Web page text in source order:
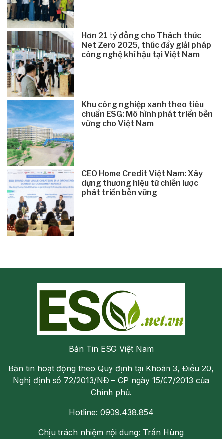
Hơn 21 tỷ đồng cho Thách thức
Net Zero 2025, thúc đẩy giải pháp
công nghệ khí hậu tại Việt Nam
Khu công nghiệp xanh theo tiêu
chuẩn ESG: Mô hình phát triển bền
vững cho Việt Nam
CEO Home Credit Việt Nam: Xây
dựng thương hiệu từ chiến lược
phát triển bền vững
Bản Tin ESG Việt Nam
Bản tin hoạt động theo Quy định tại Khoản 3, Điều 20,
Nghị định số 72/2013/NĐ – CP ngày 15/07/2013 của
Chính phủ.
Hotline: 0909.438.854
Chịu trách nhiệm nội dung: Trần Hùng